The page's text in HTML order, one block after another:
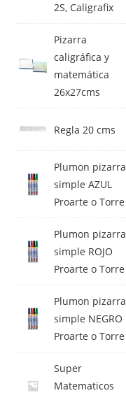
2S, Caligrafix
Pizarra
caligráfica y
matemática
26x27cms
Regla 20 cms
Plumon pizarra
simple AZUL
Proarte o Torre
Plumon pizarra
simple ROJO
Proarte o Torre
Plumon pizarra
simple NEGRO
Proarte o Torre
Super
Matematicos